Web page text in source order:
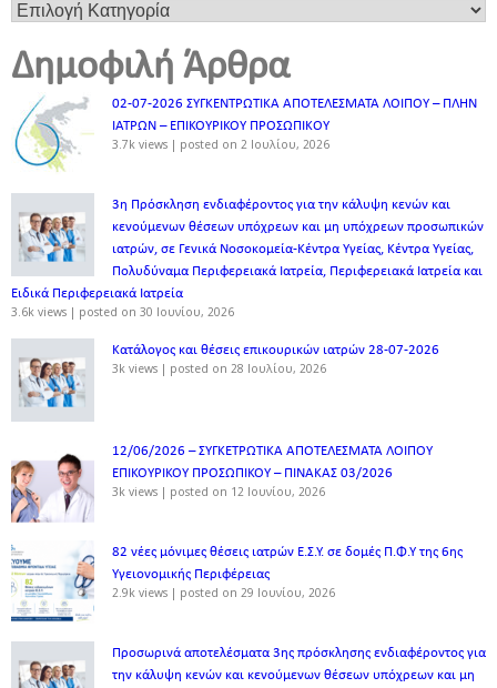
Δημοφιλή Άρθρα
02-07-2026 ΣΥΓΚΕΝΤΡΩΤΙΚΑ ΑΠΟΤΕΛΕΣΜΑΤΑ ΛΟΙΠΟΥ – ΠΛΗΝ
ΙΑΤΡΩΝ – ΕΠΙΚΟΥΡΙΚΟΥ ΠΡΟΣΩΠΙΚOY
3.7k views | posted on 2 Ιουλίου, 2026
3η Πρόσκληση ενδιαφέροντος για την κάλυψη κενών και
κενούμενων θέσεων υπόχρεων και μη υπόχρεων προσωπικών
ιατρών, σε Γενικά Νοσοκομεία-Κέντρα Υγείας, Κέντρα Υγείας,
Πολυδύναμα Περιφερειακά Ιατρεία, Περιφερειακά Ιατρεία και
Ειδικά Περιφερειακά Ιατρεία
3.6k views | posted on 30 Ιουνίου, 2026
Κατάλογος και θέσεις επικουρικών ιατρών 28-07-2026
3k views | posted on 28 Ιουλίου, 2026
12/06/2026 – ΣΥΓΚΕΤΡΩΤΙΚΑ ΑΠΟΤΕΛΕΣΜΑΤΑ ΛΟΙΠΟΥ
ΕΠΙΚΟΥΡΙΚΟΥ ΠΡΟΣΩΠΙΚΟΥ – ΠΙΝΑΚΑΣ 03/2026
3k views | posted on 12 Ιουνίου, 2026
82 νέες μόνιμες θέσεις ιατρών Ε.Σ.Υ. σε δομές Π.Φ.Υ της 6ης
Υγειονομικής Περιφέρειας
2.9k views | posted on 29 Ιουνίου, 2026
Προσωρινά αποτελέσματα 3ης πρόσκλησης ενδιαφέροντος για
την κάλυψη κενών και κενούμενων θέσεων υπόχρεων και μη